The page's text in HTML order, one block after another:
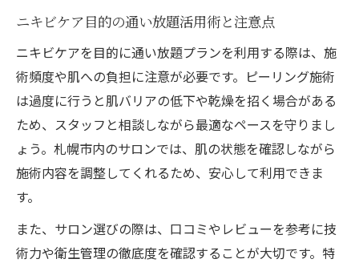
ニキビケア目的の通い放題活用術と注意点
ニキビケアを目的に通い放題プランを利用する際は、施
術頻度や肌への負担に注意が必要です。ピーリング施術
は過度に行うと肌バリアの低下や乾燥を招く場合がある
ため、スタッフと相談しながら最適なペースを守りまし
ょう。札幌市内のサロンでは、肌の状態を確認しながら
施術内容を調整してくれるため、安心して利用できま
す。
また、サロン選びの際は、口コミやレビューを参考に技
術力や衛生管理の徹底度を確認することが大切です。特